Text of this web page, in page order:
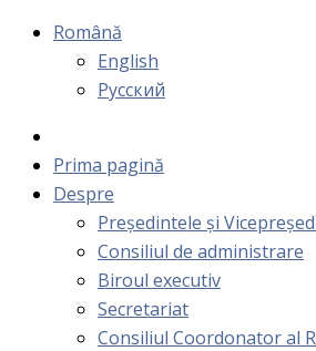
Română
English
Русский
Prima pagină
Despre
Președintele și
Consiliul de administrare
Biroul executiv
Secretariat
Consiliul Coordonator al